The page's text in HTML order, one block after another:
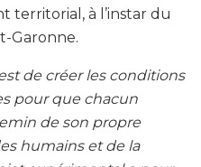
territorial, à l’instar du
Garonne.
de créer les conditions
pour que chacun
de son propre
humains et de la